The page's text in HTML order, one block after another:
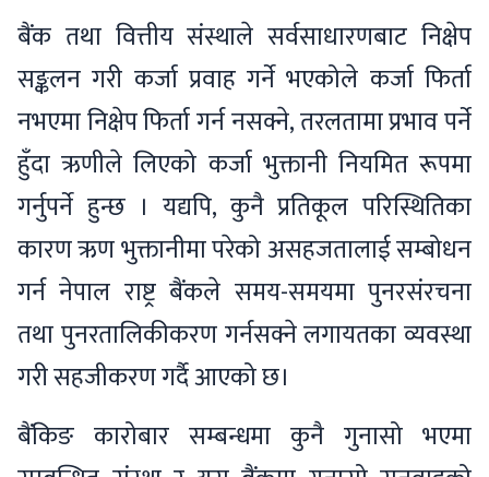
बैंक तथा वित्तीय संस्थाले सर्वसाधारणबाट निक्षेप
सङ्कलन गरी कर्जा प्रवाह गर्ने भएकोले कर्जा फिर्ता
नभएमा निक्षेप फिर्ता गर्न नसक्ने, तरलतामा प्रभाव पर्ने
हुँदा ऋणीले लिएको कर्जा भुक्तानी नियमित रूपमा
गर्नुपर्ने हुन्छ । यद्यपि, कुनै प्रतिकूल परिस्थितिका
कारण ऋण भुक्तानीमा परेको असहजतालाई सम्बोधन
गर्न नेपाल राष्ट्र बैंकले समय-समयमा पुनरसंरचना
तथा पुनरतालिकीकरण गर्नसक्ने लगायतका व्यवस्था
गरी सहजीकरण गर्दै आएको छ।
बैंकिङ कारोबार सम्बन्धमा कुनै गुनासो भएमा